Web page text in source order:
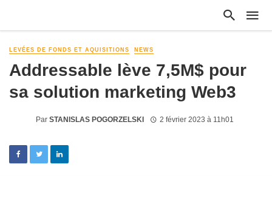
LEVÉES DE FONDS ET AQUISITIONS NEWS
Addressable lève 7,5M$ pour
sa solution marketing Web3
Par STANISLAS POGORZELSKI 2 février 2023 à 11h01